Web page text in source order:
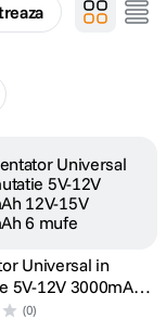
Universal in
5V-12V 3000mAh
6 mufe
(0)